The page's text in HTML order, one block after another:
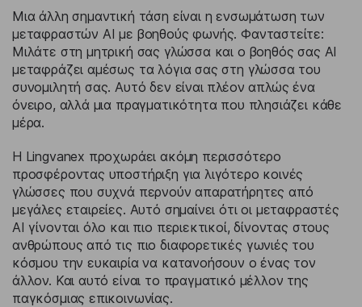
Μια άλλη σημαντική τάση είναι η ενσωμάτωση των
μεταφραστών AI με βοηθούς φωνής. Φανταστείτε:
Μιλάτε στη μητρική σας γλώσσα και ο βοηθός σας AI
μεταφράζει αμέσως τα λόγια σας στη γλώσσα του
συνομιλητή σας. Αυτό δεν είναι πλέον απλώς ένα
όνειρο, αλλά μια πραγματικότητα που πλησιάζει κάθε
μέρα.
Η Lingvanex προχωράει ακόμη περισσότερο
προσφέροντας υποστήριξη για λιγότερο κοινές
γλώσσες που συχνά περνούν απαρατήρητες από
μεγάλες εταιρείες. Αυτό σημαίνει ότι οι μεταφραστές
AI γίνονται όλο και πιο περιεκτικοί, δίνοντας στους
ανθρώπους από τις πιο διαφορετικές γωνιές του
κόσμου την ευκαιρία να κατανοήσουν ο ένας τον
άλλον. Και αυτό είναι το πραγματικό μέλλον της
παγκόσμιας επικοινωνίας.